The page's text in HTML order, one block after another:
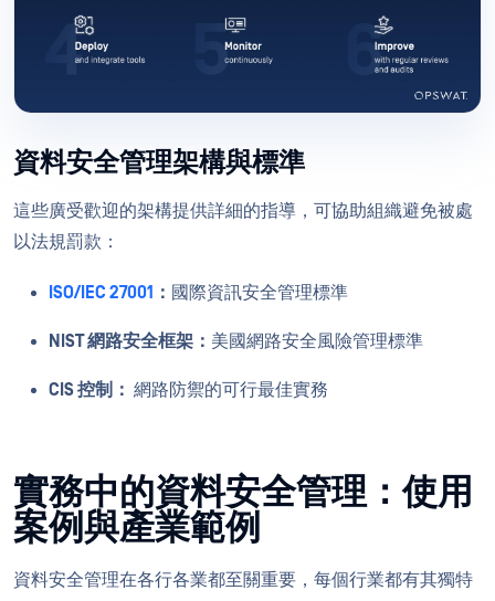
資料安全管理架構與標準
這些廣受歡迎的架構提供詳細的指導，可協助組織避免被處
以法規罰款：
ISO/IEC 27001 ： 國際資訊安全管理標準
NIST 網路安全框架： 美國網路安全風險管理標準
CIS 控制： 網路防禦的可行最佳實務
實務中的資料安全管理：使用
案例與產業範例
資料安全管理在各行各業都至關重要，每個行業都有其獨特